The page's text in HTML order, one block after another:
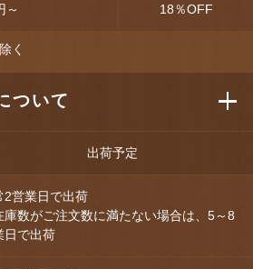
～ 18％OFF
く
ついて
出荷予定
2営業日で出荷
数がご注文数に満たない場合は、5～8
日で出荷